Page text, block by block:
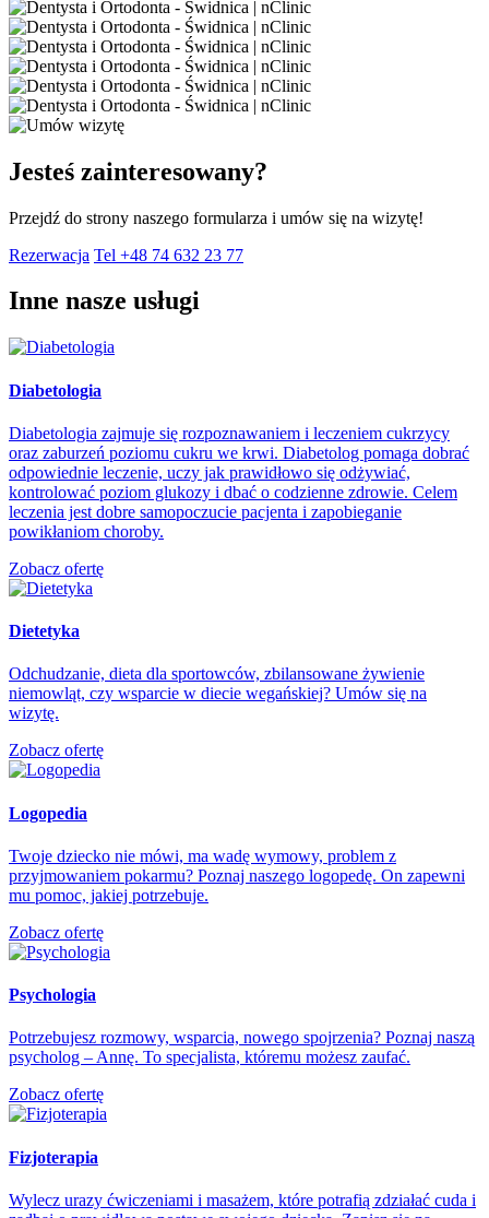
Jesteś zainteresowany?
Przejdź do strony naszego formularza i umów się na wizytę!
Rezerwacja Tel +48 74 632 23 77
Inne nasze usługi
Diabetologia
Diabetologia zajmuje się rozpoznawaniem i leczeniem cukrzycy
oraz zaburzeń poziomu cukru we krwi. Diabetolog pomaga dobrać
odpowiednie leczenie, uczy jak prawidłowo się odżywiać,
kontrolować poziom glukozy i dbać o codzienne zdrowie. Celem
leczenia jest dobre samopoczucie pacjenta i zapobieganie
powikłaniom choroby.
Zobacz ofertę
Dietetyka
Odchudzanie, dieta dla sportowców, zbilansowane żywienie
niemowląt, czy wsparcie w diecie wegańskiej? Umów się na
wizytę.
Zobacz ofertę
Logopedia
Twoje dziecko nie mówi, ma wadę wymowy, problem z
przyjmowaniem pokarmu? Poznaj naszego logopedę. On zapewni
mu pomoc, jakiej potrzebuje.
Zobacz ofertę
Psychologia
Potrzebujesz rozmowy, wsparcia, nowego spojrzenia? Poznaj naszą
psycholog – Annę. To specjalista, któremu możesz zaufać.
Zobacz ofertę
Fizjoterapia
Wylecz urazy ćwiczeniami i masażem, które potrafią zdziałać cuda i